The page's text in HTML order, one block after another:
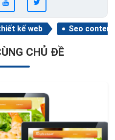
kế web Seo content
CHỦ ĐỀ